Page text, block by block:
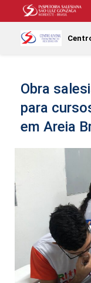
Obra
para
em Areia